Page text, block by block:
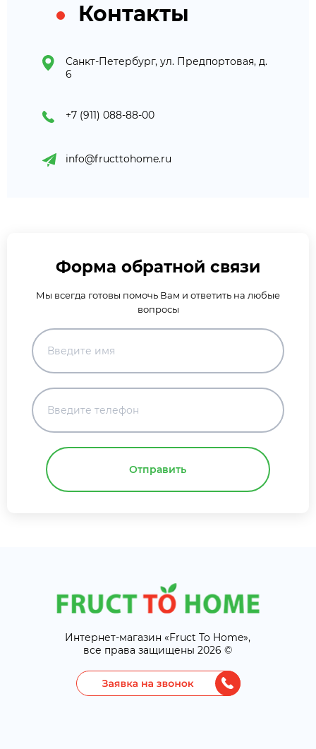
Контакты
Санкт-Петербург, ул. Предпортовая, д.
6
+7 (911) 088-88-00
info@fructtohome.ru
Форма обратной связи
Мы всегда готовы помочь Вам и ответить на любые
вопросы
Отправить
Интернет-магазин «Fruct To Home»,
все права защищены 2026 ©